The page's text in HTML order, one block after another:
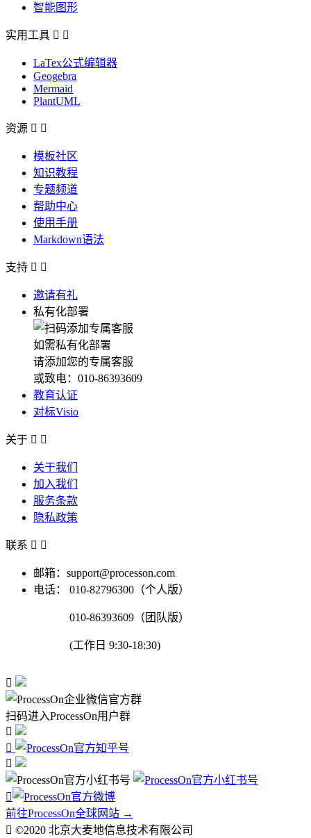
智能图形
实用工具  
LaTex公式编辑器
Geogebra
Mermaid
PlantUML
资源  
模板社区
知识教程
专题频道
帮助中心
使用手册
Markdown语法
支持  
邀请有礼
私有化部署
如需私有化部署
请添加您的专属客服
或致电：010-86393609
教育认证
对标Visio
关于  
关于我们
加入我们
服务条款
隐私政策
联系  
邮箱：support@processon.com
电话：
010-82796300（个人版）
010-86393609（团队版）
(工作日 9:30-18:30)

扫码进入ProcessOn用户群




前往ProcessOn全球网站 →
 ©2020 北京大麦地信息技术有限公司